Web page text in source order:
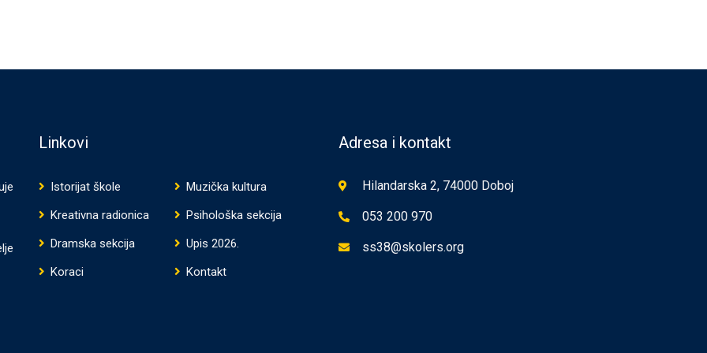
Linkovi
Istorijat škole
Muzička kultura
Kreativna radionica
Psihološka sekcija
Dramska sekcija
Upis 2026.
Koraci
Kontakt
Adresa i kontakt
Hilandarska 2, 74000 Doboj
053 200 970
ss38@skolers.org